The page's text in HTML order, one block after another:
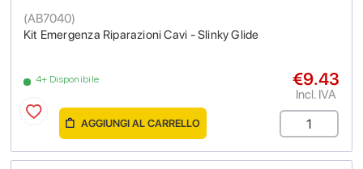
Kit Emergenza Riparazioni Cavi - Slinky Glide
(AB7040)
4+ Disponibile €9.43
Incl. IVA
AGGIUNGI AL CARRELLO